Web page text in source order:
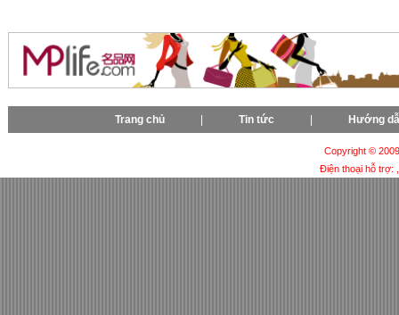
Trang chủ Tin tức Hướng
Copyright ©
Điện thoại hỗ trợ: